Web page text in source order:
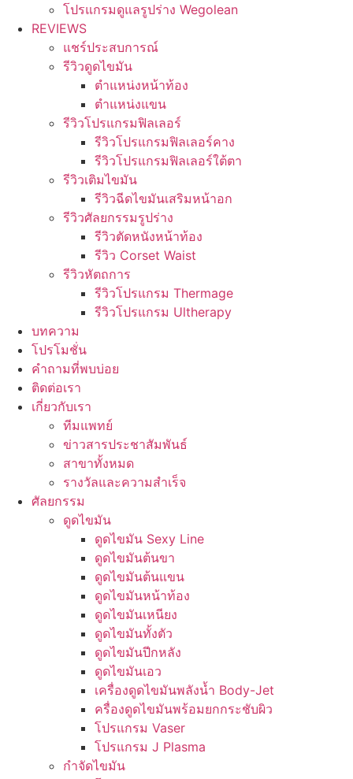
โปรแกรมดูแลรูปร่าง Wegolean
REVIEWS
แชร์ประสบการณ์
รีวิวดูดไขมัน
ตำแหน่งหน้าท้อง
ตำแหน่งแขน
รีวิวโปรแกรมฟิลเลอร์
รีวิวโปรแกรมฟิลเลอร์คาง
รีวิวโปรแกรมฟิลเลอร์ใต้ตา
รีวิวเติมไขมัน
รีวิวฉีดไขมันเสริมหน้าอก
รีวิวศัลยกรรมรูปร่าง
รีวิวตัดหนังหน้าท้อง
รีวิว Corset Waist
รีวิวหัตถการ
รีวิวโปรแกรม Thermage
รีวิวโปรแกรม Ultherapy
บทความ
โปรโมชั่น
คำถามที่พบบ่อย
ติดต่อเรา
เกี่ยวกับเรา
ทีมแพทย์
ข่าวสารประชาสัมพันธ์
สาขาทั้งหมด
รางวัลและความสำเร็จ
ศัลยกรรม
ดูดไขมัน
ดูดไขมัน Sexy Line
ดูดไขมันต้นขา
ดูดไขมันต้นแขน
ดูดไขมันหน้าท้อง
ดูดไขมันเหนียง
ดูดไขมันทั้งตัว
ดูดไขมันปีกหลัง
ดูดไขมันเอว
เครื่องดูดไขมันพลังน้ำ Body-Jet
ครื่องดูดไขมันพร้อมยกกระชับผิว
โปรแกรม Vaser
โปรแกรม J Plasma
กำจัดไขมัน